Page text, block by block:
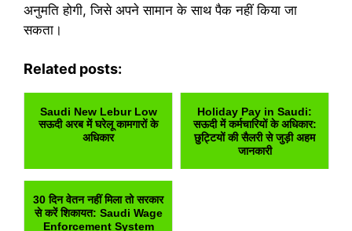
अनुमति होगी, जिसे अपने सामान के साथ पैक नहीं किया जा
सकता।
Related posts:
Saudi New Lebur Low
सऊदी अरब में घरेलू कामगारों के
अधिकार
Holiday Pay in Saudi:
सऊदी में कर्मचारियों के अधिकार:
छुट्टियों की सैलरी से जुड़ी अहम
जानकारी
30 दिन वेतन नहीं मिला तो सरकार
से करें शिकायत: Saudi Wage
Enforcement System